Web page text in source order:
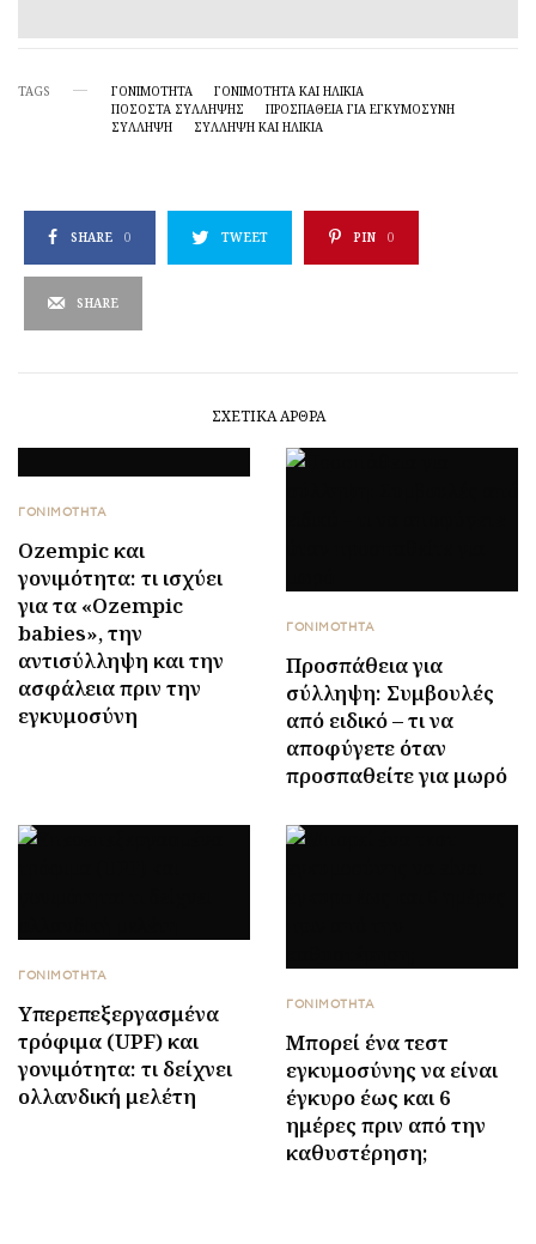
TAGS ΓΟΝΙΜΟΤΗΤΑ
ΓΟΝΙΜΌΤΗΤΑ ΚΑΙ ΗΛΙΚΊΑ
ΠΟΣΟΣΤΆ ΣΎΛΛΗΨΗΣ
ΠΡΟΣΠΆΘΕΙΑ ΓΙΑ ΕΓΚΥΜΟΣΎΝΗ
ΣΥΛΛΗΨΗ
ΣΎΛΛΗΨΗ ΚΑΙ ΗΛΙΚΊΑ
SHARE 0 TWEET PIN 0
SHARE
ΣΧΕΤΙΚΆ ΆΡΘΡΑ
ΓΟΝΙΜΟΤΗΤΑ
Ozempic και
γονιμότητα: τι ισχύει
για τα «Ozempic
babies», την
αντισύλληψη και την
ασφάλεια πριν την
εγκυμοσύνη
ΓΟΝΙΜΟΤΗΤΑ
Προσπάθεια για
σύλληψη: Συμβουλές
από ειδικό – τι να
αποφύγετε όταν
προσπαθείτε για μωρό
ΓΟΝΙΜΟΤΗΤΑ
Υπερεπεξεργασμένα
τρόφιμα (UPF) και
γονιμότητα: τι δείχνει
ολλανδική μελέτη
ΓΟΝΙΜΟΤΗΤΑ
Μπορεί ένα τεστ
εγκυμοσύνης να είναι
έγκυρο έως και 6
ημέρες πριν από την
καθυστέρηση;